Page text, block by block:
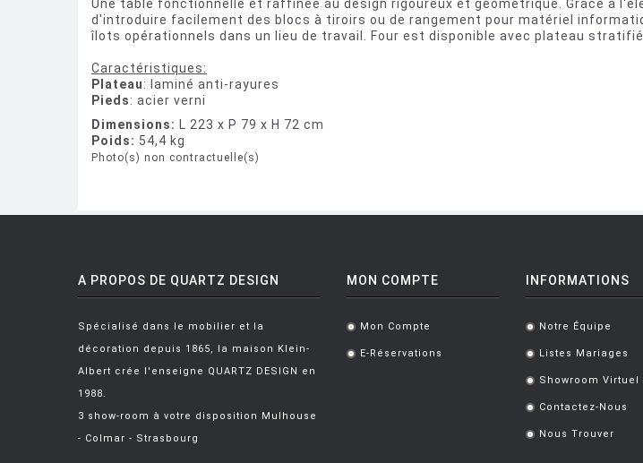
Une table fonctionnelle et raffinée au design rigoureux et géométrique. Grâce à
d'introduire facilement des blocs à tiroirs ou de rangement pour matériel
îlots opérationnels dans un lieu de travail. Four est disponible avec plateau
Caractéristiques:
Plateau: laminé anti-rayures
Pieds: acier verni
Dimensions: L 223 x P 79 x H 72 cm
Poids: 54,4 kg
Photo(s) non contractuelle(s)
A PROPOS DE QUARTZ DESIGN
Spécialisé dans le mobilier et la
décoration depuis 1865, la maison Klein-
Albert crée l'enseigne QUARTZ DESIGN en
1988.
3 show-room à votre disposition Mulhouse
- Colmar - Strasbourg
MON COMPTE
. Mon Compte
. E-Réservations
INFORMATIONS
. Notre Équipe
. Listes Mariages
. Showroom Virtuel
. Contactez-Nous
. Nous Trouver